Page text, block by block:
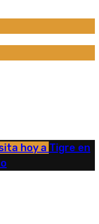
hoy a Tigre en